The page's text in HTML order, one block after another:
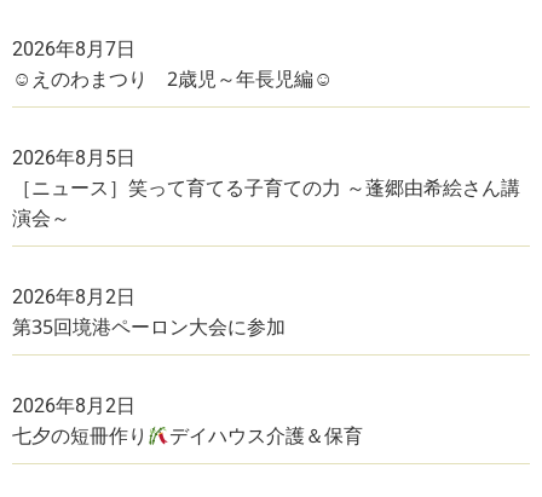
2026年8月7日
☺えのわまつり 2歳児～年長児編☺
2026年8月5日
［ニュース］笑って育てる子育ての力 ～蓬郷由希絵さん講
演会～
2026年8月2日
第35回境港ペーロン大会に参加
2026年8月2日
七夕の短冊作り デイハウス介護＆保育